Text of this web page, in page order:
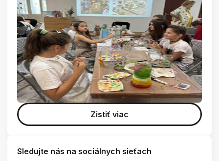
Zistiť viac
Sledujte nás na sociálnych sieťach